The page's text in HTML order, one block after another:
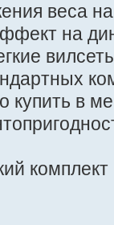
веса
на
купить в